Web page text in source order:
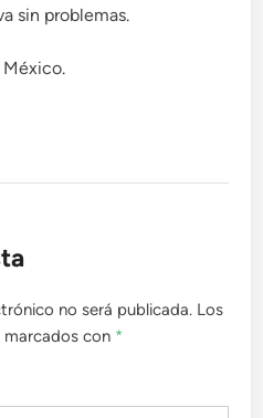
sin problemas.
México.
no será publicada. Los
con *